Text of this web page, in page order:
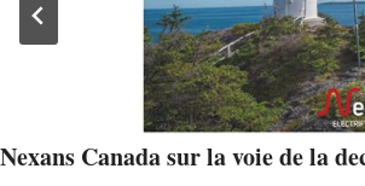
Nexans Canada sur la voie de la